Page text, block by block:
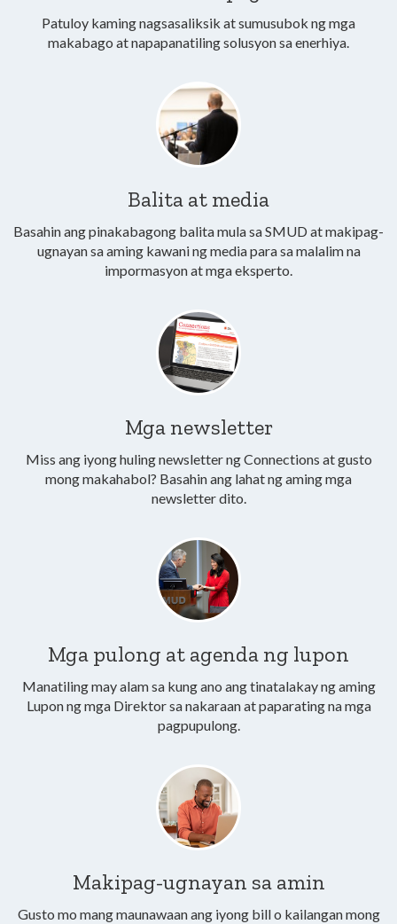
Patuloy kaming nagsasaliksik at sumusubok ng mga
makabago at napapanatiling solusyon sa enerhiya.
Balita at media
Basahin ang pinakabagong balita mula sa SMUD at makipag-
ugnayan sa aming kawani ng media para sa malalim na
impormasyon at mga eksperto.
Mga newsletter
Miss ang iyong huling newsletter ng Connections at gusto
mong makahabol? Basahin ang lahat ng aming mga
newsletter dito.
Mga pulong at agenda ng lupon
Manatiling may alam sa kung ano ang tinatalakay ng aming
Lupon ng mga Direktor sa nakaraan at paparating na mga
pagpupulong.
Makipag-ugnayan sa amin
Gusto mo mang maunawaan ang iyong bill o kailangan mong